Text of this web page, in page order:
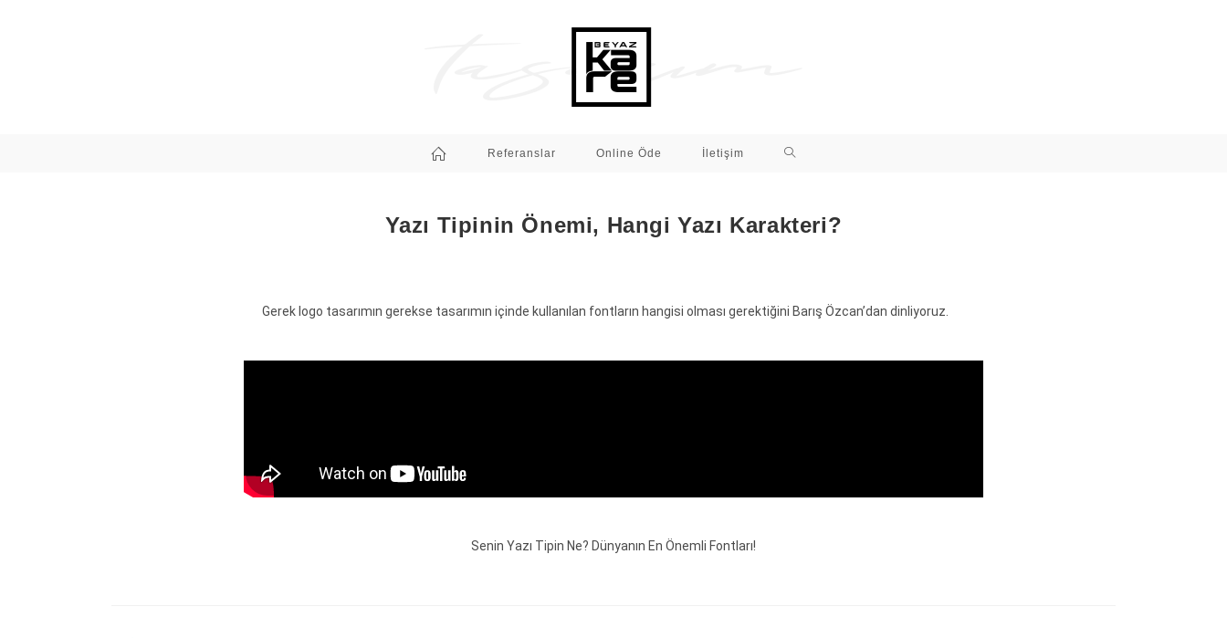
Referanslar Online Öde İletişim
Yazı Tipinin Önemi, Hangi Yazı Karakteri?
Gerek logo tasarımın gerekse tasarımın içinde kullanılan fontların hangisi olması gerektiğini Barış Özcan’dan dinliyoruz.
Senin Yazı Tipin Ne? Dünyanın En Önemli Fontları!